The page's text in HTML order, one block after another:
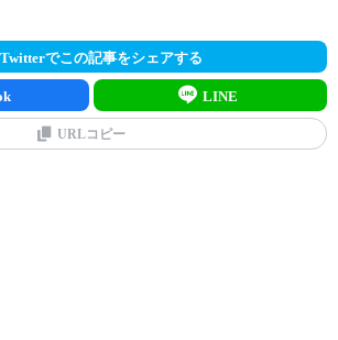
Twitterでこの記事をシェアする
LINE
URLコピー